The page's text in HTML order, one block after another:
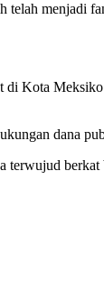
menjadi
di Kota
dana